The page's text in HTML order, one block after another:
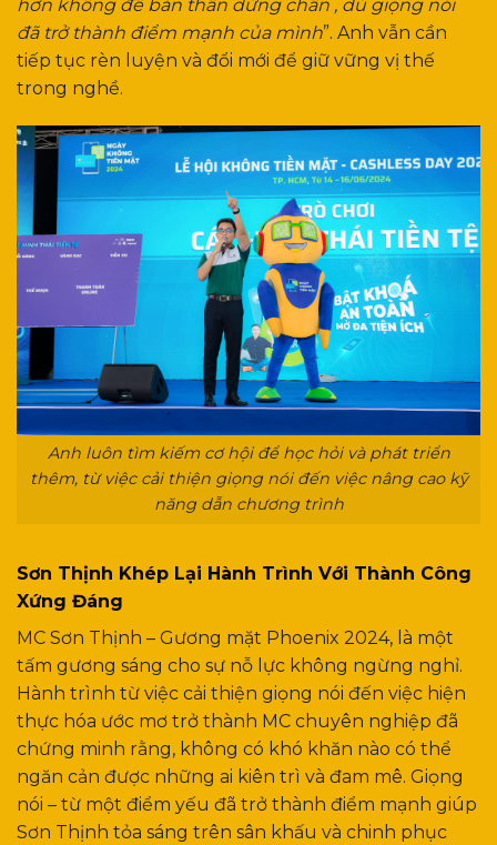
hơn không để bản thân dừng chân , dù giọng nói
đã trở thành điểm mạnh của mình”. Anh vẫn cần
tiếp tục rèn luyện và đổi mới để giữ vững vị thế
trong nghề.
Anh luôn tìm kiếm cơ hội để học hỏi và phát triển
thêm, từ việc cải thiện giọng nói đến việc nâng cao kỹ
năng dẫn chương trình
Sơn Thịnh Khép Lại Hành Trình Với Thành Công
Xứng Đáng
MC Sơn Thịnh – Gương mặt Phoenix 2024, là một
tấm gương sáng cho sự nỗ lực không ngừng nghỉ.
Hành trình từ việc cải thiện giọng nói đến việc hiện
thực hóa ước mơ trở thành MC chuyên nghiệp đã
chứng minh rằng, không có khó khăn nào có thể
ngăn cản được những ai kiên trì và đam mê. Giọng
nói – từ một điểm yếu đã trở thành điểm mạnh giúp
Sơn Thịnh tỏa sáng trên sân khấu và chinh phục